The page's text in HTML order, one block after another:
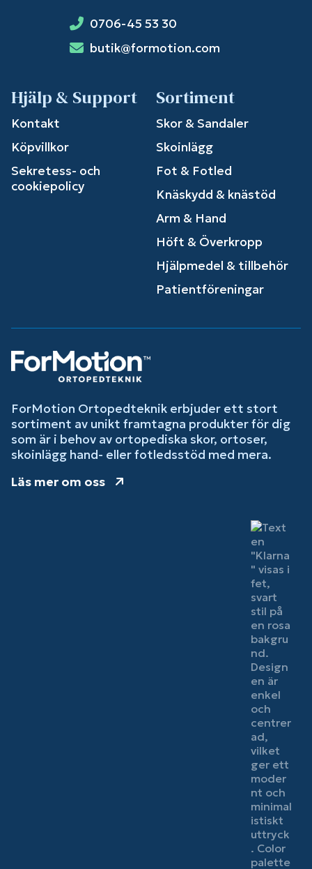
0706-45 53 30
butik@formotion.com
Hjälp & Support
Kontakt
Köpvillkor
Sekretess- och
cookiepolicy
Sortiment
Skor & Sandaler
Skoinlägg
Fot & Fotled
Knäskydd & knästöd
Arm & Hand
Höft & Överkropp
Hjälpmedel & tillbehör
Patientföreningar
ForMotion Ortopedteknik erbjuder ett stort
sortiment av unikt framtagna produkter för dig
som är i behov av ortopediska skor, ortoser,
skoinlägg hand- eller fotledsstöd med mera.
Läs mer om oss